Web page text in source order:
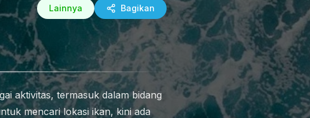
Lainnya Bagikan
aktivitas, termasuk dalam bidang
mencari lokasi ikan, kini ada